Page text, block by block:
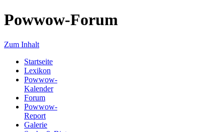
Powwow-Forum
Zum Inhalt
Startseite
Lexikon
Powwow-
Kalender
Forum
Powwow-
Report
Galerie